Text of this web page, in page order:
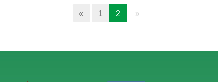
« 1 2(current)
»